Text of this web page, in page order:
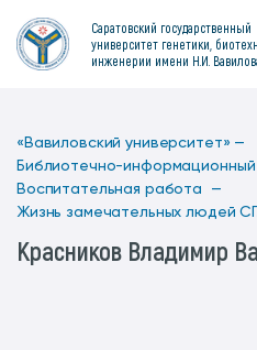
Саратовский государственный
университет генетики,
инженерии имени Н.И.
«Вавиловский университет» —
Библиотечно-
Воспитательная работа —
Жизнь замечательных людей
Красников Владимир